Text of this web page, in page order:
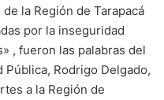
la Región de Tarapacá
por la inseguridad
, fueron las palabras del
Rodrigo Delgado,
a la Región de